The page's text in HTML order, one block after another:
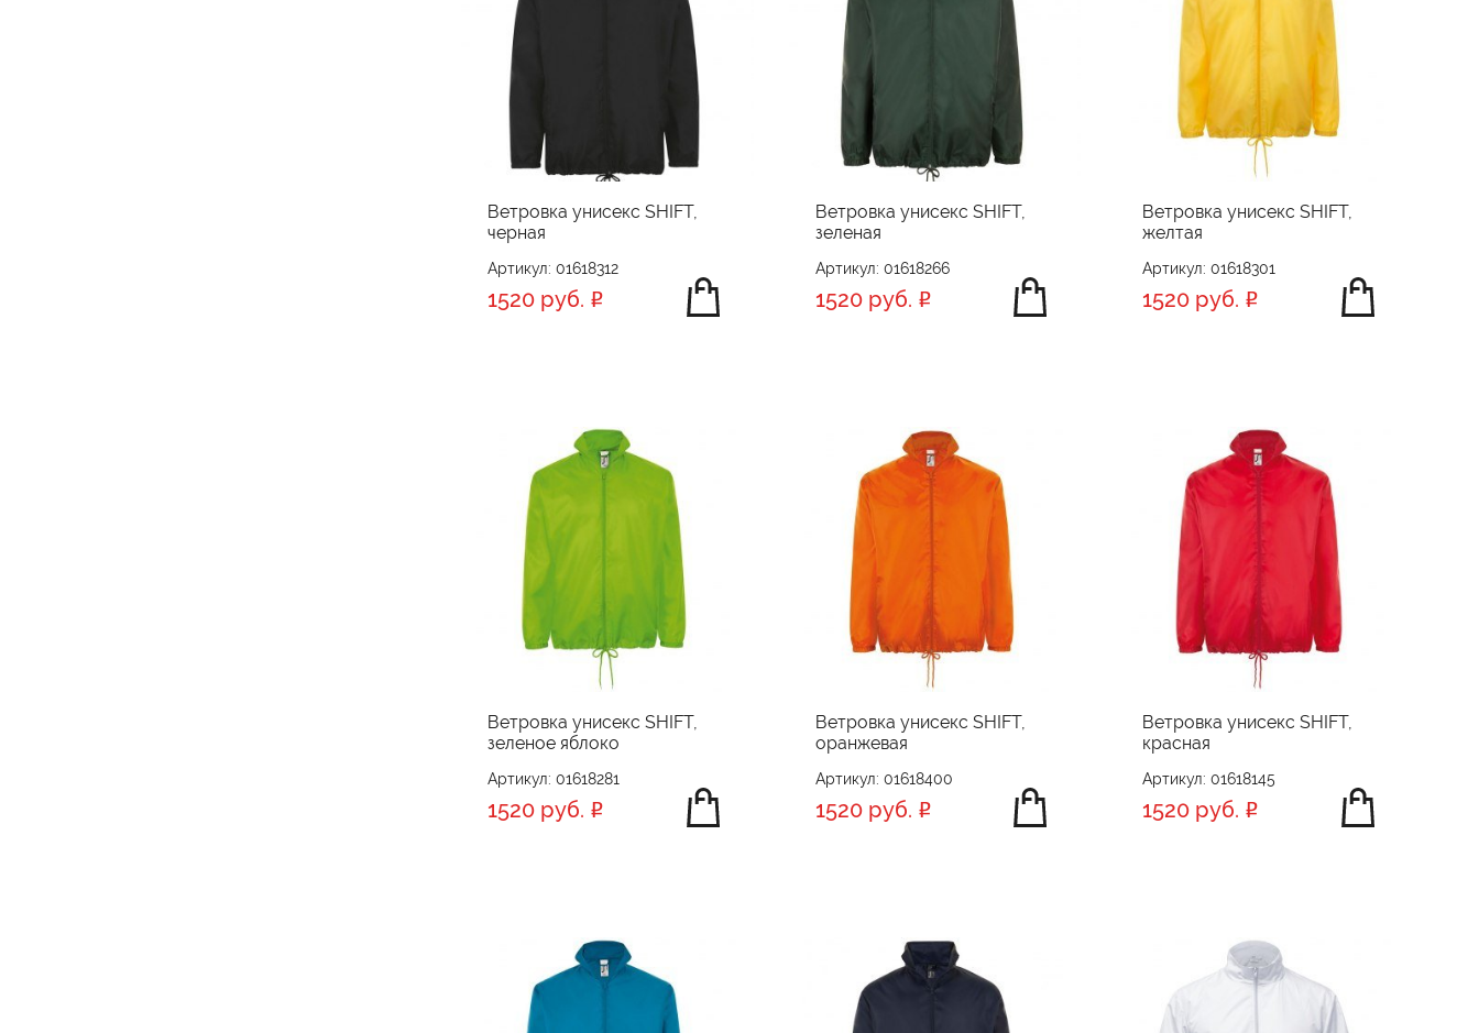
Ветровка унисекс SHIFT,
черная
Артикул: 01618312
1520 руб.
Ветровка унисекс SHIFT,
зеленая
Артикул: 01618266
1520 руб.
Ветровка унисекс SHIFT,
желтая
Артикул: 01618301
1520 руб.
Ветровка унисекс SHIFT,
зеленое яблоко
Артикул: 01618281
1520 руб.
Ветровка унисекс SHIFT,
оранжевая
Артикул: 01618400
1520 руб.
Ветровка унисекс SHIFT,
красная
Артикул: 01618145
1520 руб.